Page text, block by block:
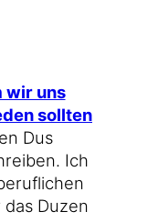
wir uns
sollten
Dus
Ich
Duzen